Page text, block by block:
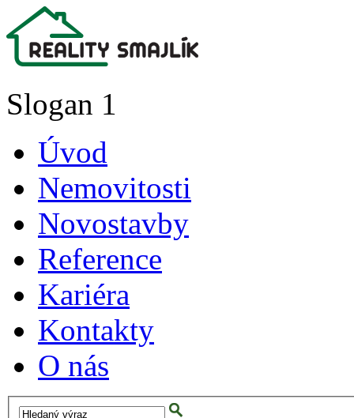
Slogan 1
Úvod
Nemovitosti
Novostavby
Reference
Kariéra
Kontakty
O nás